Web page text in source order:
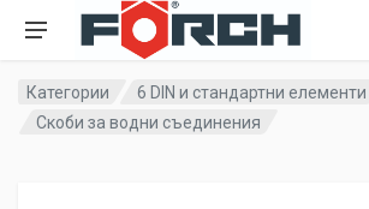
Категории 6 DIN и стандартни елементи
Скоби за водни съединения